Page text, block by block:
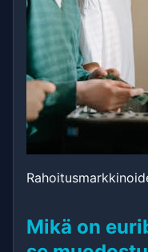
Mikä on